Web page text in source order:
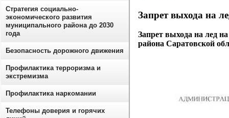
Запрет выхода на
Запрет выхода на лед
района Саратовской
Стратегия социально-
экономического развития
муниципального района до 2030
года
Безопасность дорожного движения
Профилактика терроризма и
экстремизма
Профилактика наркомании
Телефоны доверия и горячих